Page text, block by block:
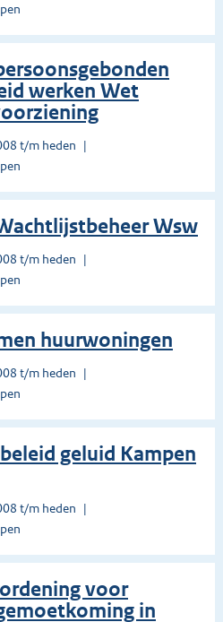
werken Wet
t/m heden
Wsw
t/m heden
huurwoningen
t/m heden
geluid Kampen
t/m heden
voor
in